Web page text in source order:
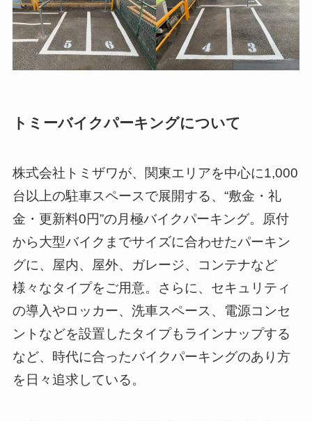
トミーバイクパーキングについて
株式会社トミザワが、関東エリアを中心に1,000
台以上の駐車スペースで展開する、“敷金・礼
金・更新料0円”の月極バイクパーキング。原付
から大型バイクまでサイズに合わせたパーキン
グに、屋内、屋外、ガレージ、コンテナなど
様々なタイプをご用意。さらに、セキュリティ
の導入やロッカー、洗車スペース、電源コンセ
ントなどを設置したタイプもラインナップする
など、時代に合ったバイクパーキングのあり方
を日々追求している。